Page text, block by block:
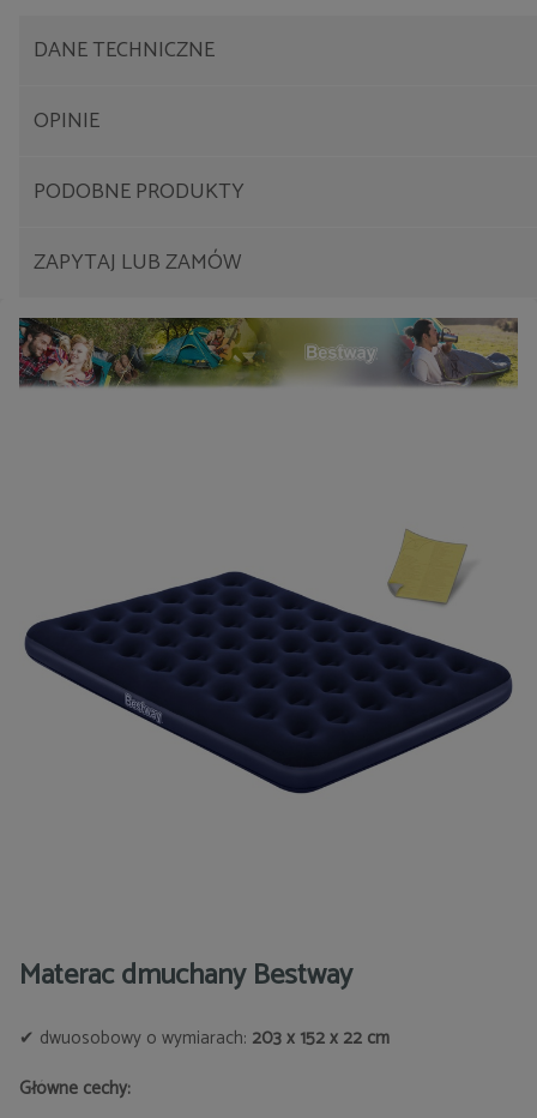
DANE TECHNICZNE
OPINIE
PODOBNE PRODUKTY
ZAPYTAJ LUB ZAMÓW
Materac dmuchany Bestway
✔ dwuosobowy o wymiarach: 203 x 152 x 22 cm
Główne cechy: